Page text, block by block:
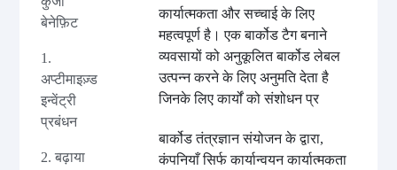
बेनेफ़िट
1.
अप्टीमाइज़्ड
इन्वेंट्री
प्रबंधन
2. बढ़ाया
कार्यात्मकता और सच्चाई के लिए
महत्वपूर्ण है। एक बार्कोड टैग बनाने
व्यवसायों को अनुकूलित बार्कोड लेबल
उत्पन्न करने के लिए अनुमति देता है
जिनके लिए कार्यों को संशोधन प्र
बार्कोड तंत्रज्ञान संयोजन के द्वारा,
कंपनियाँ सिर्फ कार्यान्वयन कार्यात्मकता